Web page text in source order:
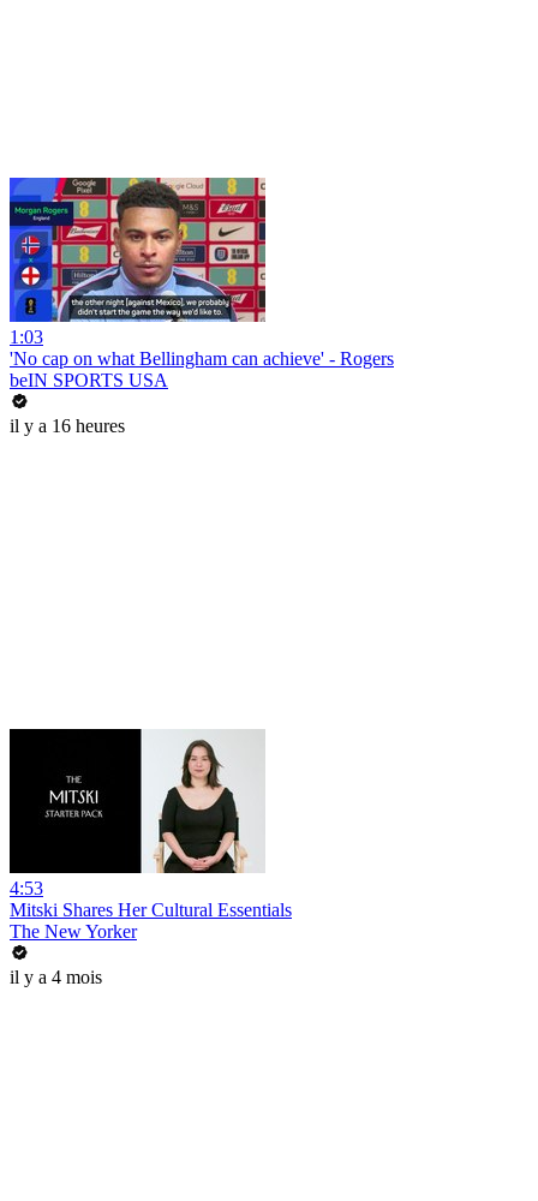
1:03
'No cap on what Bellingham can achieve' - Rogers
beIN SPORTS USA
il y a 16 heures
4:53
Mitski Shares Her Cultural Essentials
The New Yorker
il y a 4 mois